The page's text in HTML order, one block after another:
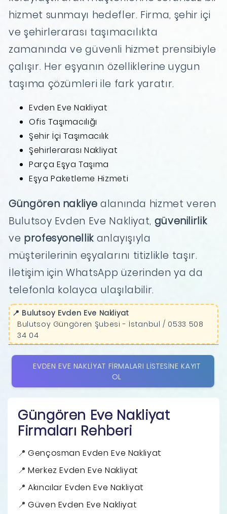
hizmet sunmayı hedefler. Firma, şehir içi
ve şehirlerarası taşımacılıkta
zamanında ve güvenli hizmet prensibiyle
çalışır. Her eşyanın özelliklerine uygun
taşıma çözümleri ile fark yaratır.
Evden Eve Nakliyat
Ofis Taşımacılığı
Şehir İçi Taşımacılık
Şehirlerarası Nakliyat
Parça Eşya Taşıma
Eşya Paketleme Hizmeti
Güngören nakliye alanında hizmet veren
Bulutsoy Evden Eve Nakliyat, güvenilirlik
ve profesyonellikanlayışıyla
müşterilerinin eşyalarını titizlikle taşır.
İletişim için WhatsApp üzerinden ya da
telefonla kolayca ulaşılabilir.
📍 Bulutsoy Evden Eve Nakliyat
Bulutsoy Güngören Şubesi - İstanbul / 0533 508
34 04
EVDEN EVE NAKLIYAT FIRMALARI LISTESINE KAYIT
OL
Güngören Eve Nakliyat
Firmaları Rehberi
Gençosman Evden Eve Nakliyat
Merkez Evden Eve Nakliyat
Akıncılar Evden Eve Nakliyat
Güven Evden Eve Nakliyat